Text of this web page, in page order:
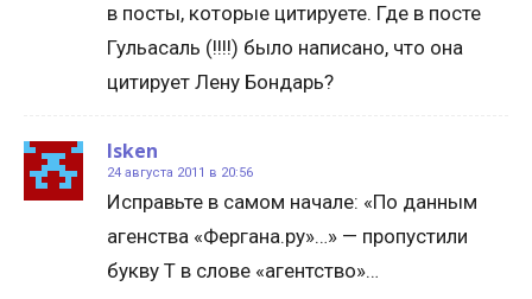
в посты, которые цитируете. Где в посте
Гульасаль (!!!!) было написано, что она
цитирует Лену Бондарь?
Isken
24 августа 2011 в 20:56
Исправьте в самом начале: «По данным
агенства «Фергана.ру»…» — пропустили
букву Т в слове «агентство»…